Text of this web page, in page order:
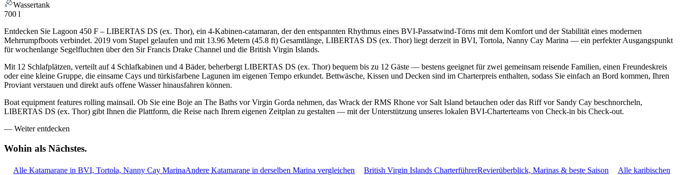
Wassertank
700 l
Entdecken Sie Lagoon 450 F – LIBERTAS DS (ex. Thor), ein 4-Kabinen-catamaran, der den entspannten Rhythmus eines BVI-Passatwind-Törns mit dem Komfort und der Stabilität eines modernen
Mehrrumpfboots verbindet. 2019 vom Stapel gelaufen und mit 13.96 Metern (45.8 ft) Gesamtlänge, LIBERTAS DS (ex. Thor) liegt derzeit in BVI, Tortola, Nanny Cay Marina — ein perfekter Ausgangspunkt
für wochenlange Segelfluchten über den Sir Francis Drake Channel und die British Virgin Islands.
Mit 12 Schlafplätzen, verteilt auf 4 Schlafkabinen und 4 Bäder, beherbergt LIBERTAS DS (ex. Thor) bequem bis zu 12 Gäste — bestens geeignet für zwei gemeinsam reisende Familien, einen Freundeskreis
oder eine kleine Gruppe, die einsame Cays und türkisfarbene Lagunen im eigenen Tempo erkundet. Bettwäsche, Kissen und Decken sind im Charterpreis enthalten, sodass Sie einfach an Bord kommen, Ihren
Proviant verstauen und direkt aufs offene Wasser hinausfahren können.
Boat equipment features rolling mainsail. Ob Sie eine Boje an The Baths vor Virgin Gorda nehmen, das Wrack der RMS Rhone vor Salt Island betauchen oder das Riff vor Sandy Cay beschnorcheln,
LIBERTAS DS (ex. Thor) gibt Ihnen die Plattform, die Reise nach Ihrem eigenen Zeitplan zu gestalten — mit der Unterstützung unseres lokalen BVI-Charterteams von Check-in bis Check-out.
— Weiter entdecken
Wohin als Nächstes.
Alle Katamarane in BVI, Tortola, Nanny Cay MarinaAndere Katamarane in derselben Marina vergleichen British Virgin Islands CharterführerRevierüberblick, Marinas & beste Saison
Alle karibischen